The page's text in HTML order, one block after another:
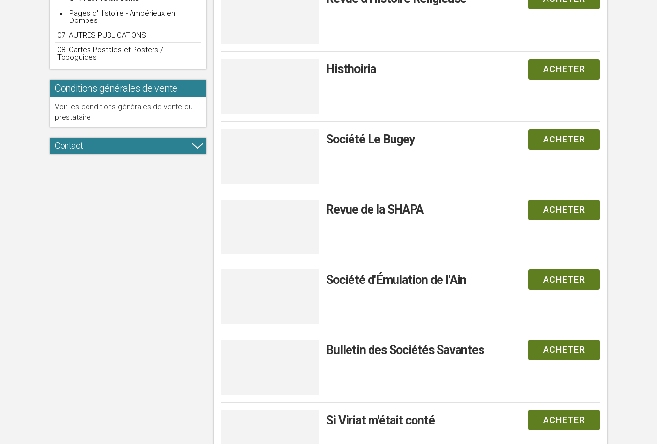
Pages d'Histoire - Ambérieux en
Dombes
07. AUTRES PUBLICATIONS
08. Cartes Postales et Posters /
Topoguides
Conditions générales de vente
Voir les conditions générales de vente du
prestataire
Contact
Histhoiria ACHETER
Société Le Bugey ACHETER
Revue de la SHAPA ACHETER
Société d'Émulation de l'Ain ACHETER
Bulletin des Sociétés Savantes ACHETER
Si Viriat m'était conté ACHETER